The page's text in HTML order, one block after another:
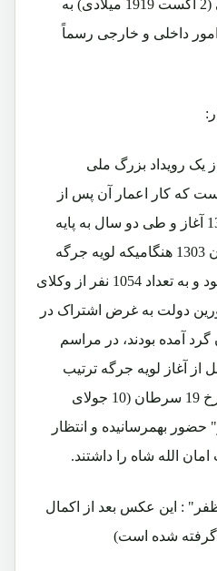
بتاریخ 28 اسد 1298 شمسی (2 آگست 1919 میلادی) به
داخلی و خارجی رسماً
یک رویداد بزرگ ملی
که کار اعمار آن پس از
تصمیم لویه جرگه سال 1301 آغاز و طی دو سال به پایه
اکمال رسید. در ماه سرطان 1303 هنگامیکه لویه جرگه
بزرگ پغمان در حال تدویر بود و به تعداد 1054 نفر از وکلای
دولت به غرض اشتراک در
آمده بودند، در مراسم
از آغاز لویه جرگه ترتیب
یافته بود، بروز پنجشنبه مورخ 19 سرطان (10 جولای
حضور بهمرسانیده و انتظار
الله شاه را داشتند.
: این عکس بعد از اکمال